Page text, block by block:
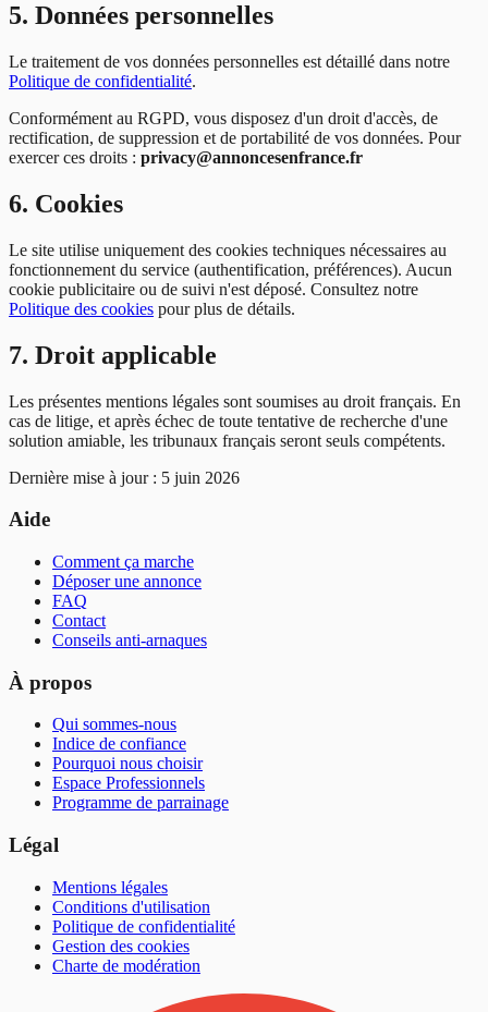
5. Données personnelles
Le traitement de vos données personnelles est détaillé dans notre
Politique de confidentialité.
Conformément au RGPD, vous disposez d'un droit d'accès, de
rectification, de suppression et de portabilité de vos données. Pour
exercer ces droits : privacy@annoncesenfrance.fr
6. Cookies
Le site utilise uniquement des cookies techniques nécessaires au
fonctionnement du service (authentification, préférences). Aucun
cookie publicitaire ou de suivi n'est déposé. Consultez notre
Politique des cookies pour plus de détails.
7. Droit applicable
Les présentes mentions légales sont soumises au droit français. En
cas de litige, et après échec de toute tentative de recherche d'une
solution amiable, les tribunaux français seront seuls compétents.
Dernière mise à jour : 5 juin 2026
Aide
Comment ça marche
Déposer une annonce
FAQ
Contact
Conseils anti-arnaques
À propos
Qui sommes-nous
Indice de confiance
Pourquoi nous choisir
Espace Professionnels
Programme de parrainage
Légal
Mentions légales
Conditions d'utilisation
Politique de confidentialité
Gestion des cookies
Charte de modération